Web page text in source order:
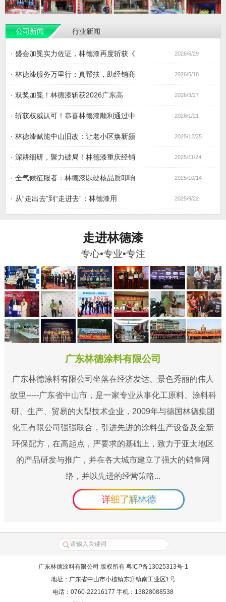
公司新闻 行业新闻
· 盛会加冕实力佐证，林德漆再度斩获《 2026/6/29
· 林德漆服务万里行：真帮扶，助经销商 2026/5/18
· 双奖加冕！林德漆斩获2026广东高 2026/3/27
· 斩获权威认可！恭喜林德漆顺利通过中 2026/1/21
· 林德漆赋能中山旧改：让老小区焕新颜 2025/12/25
· 深耕细研，聚力破局！林德漆重庆经销 2025/11/24
· 全气候征服者：林德漆以硬核品质叩响 2025/10/14
· 从“走出去”到“走进去”：林德漆用 2025/9/22
走进林德漆
专心•专业•专注
广东林德涂料有限公司
广东林德涂料有限公司坐落在经济发达、景色秀丽的伟人
故里-----广东省中山市，是一家专业从事化工原料、涂料科
研、生产、贸易的大型技术企业，2009年与德国林德集团
化工有限公司强强联合，引进先进的涂料生产设备及全新
环保配方，在高起点，严要求的基础上，致力于亚太地区
的产品研发与推广，并在各大城市建立了强大的销售网
络，并以先进的经营策略...
广东林德涂料有限公司 版权所有 粤ICP备13025313号-1
地址：广东省中山市小榄镇东升镇南工业区1号
电话：0760-22216177 手机：13828088538